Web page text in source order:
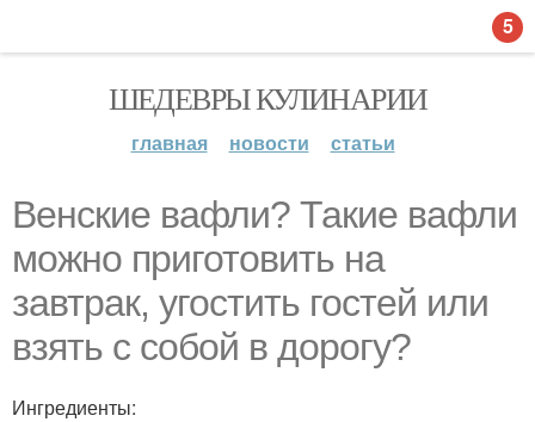
ШЕДЕВРЫ КУЛИНАРИИ
главная новости статьи
Венские вафли? Такие вафли
можно приготовить на
завтрак, угостить гостей или
взять с собой в дорогу?
Ингредиенты:
5